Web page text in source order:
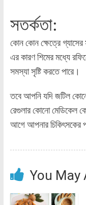
সতর্কতা:
কোন কোন ক্ষেত্রে গ্যাসের
এর কারণ শিমের মধ্যে
সমস্যা সৃষ্টি করতে পারে।
তবে আপনি যদি জটিল
রেগুলার কোনো মেডিকেল
আগে আপনার চিকিৎসকের
You May